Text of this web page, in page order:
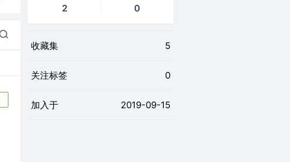
2
0
收藏集 5
关注标签 0
加入于 2019-09-15